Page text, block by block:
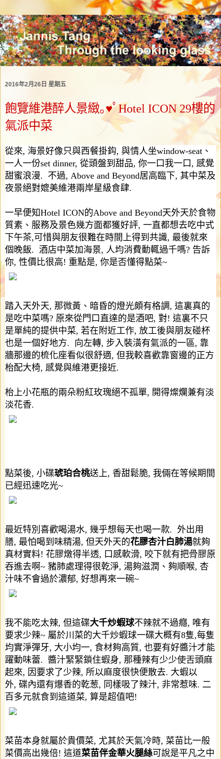
2016年2月26日 星期五
飽覽維港醉人景緻｡♥ﾟHotel ICON 29樓的
氣派中菜
從來, 海景好像只與西餐掛鈎, 與情人坐window-seat 、
一人一份set dinner, 從頭盤到甜品, 你一口我一口 , 感覺
甜蜜浪漫. 不過, Above and Beyond居高臨下, 其中菜及
夜景絕對媲美維港兩岸星級食肆.
一早便知Hotel ICON的Above and Beyond天外天於食物
質素、服務及景色幾方面都獲好評, 一直都想去吃中式
下午茶,可惜與朋友很難在時間上得到共識, 最後就來
個晚飯. 酒店中菜加海景, 人均消費動輒過千嗎? 告訴
你, 性價比很高! 重點是, 你是否懂得點菜~
踏入天外天, 那微黃、暗昏的燈光頗有格調, 這裏真的
是吃中菜嗎? 原來從門口直達的是酒吧, 對! 這裏不只
是單純的提供中菜, 若在附近工作, 放工後與朋友碰杯
也是一個好地方. 向左轉, 步入裝潢有氣派的一區, 靠
牆那邊的梳化座看似很舒適, 但我較喜歡靠窗邊的正方
枱配大椅, 感覺與維港更接近.
枱上小花瓶的兩朵粉紅玫瑰絕不孤單, 開得燦爛兼有淡
淡花香.
點菜後, 小碟琥珀合桃送上, 香甜鬆脆, 我倆在等候期間
已經迅速吃光~
最近特別喜歡喝湯水, 幾乎想每天也喝一款. 外出用
膳, 最怕喝到味精湯, 但天外天的花膠杏汁白肺湯就夠
真材實料! 花膠燉得半透, 口感軟滑, 咬下就有把骨膠原
吞進去啊~ 豬肺處理得很乾淨, 湯夠滋潤、夠順喉, 杏
汁味不會過於濃郁, 好想再來一碗~
我不能吃太辣, 但這碟大千炒蝦球不辣就不過癮, 唯有
要求少辣~ 屬於川菜的大千炒蝦球一碟大概有8隻,每隻
均實淨彈牙, 大小均一, 食材夠高質, 也要有好醬汁才能
躍動味蕾. 醬汁緊緊鎖住蝦身, 那種辣有少少使舌頭麻
起來, 因要求了少辣, 所以麻度很快便散去. 大蝦以
外, 碟內還有爆香的乾葱, 同樣吸了辣汁, 非常惹味. 二
百多元就食到這道菜, 算是超值吧!
菜苗本身就屬於貴價菜, 尤其於天氣冷時, 菜苗比一般
菜價高出幾倍! 這道菜苗伴金華火腿絲可說是平凡之中